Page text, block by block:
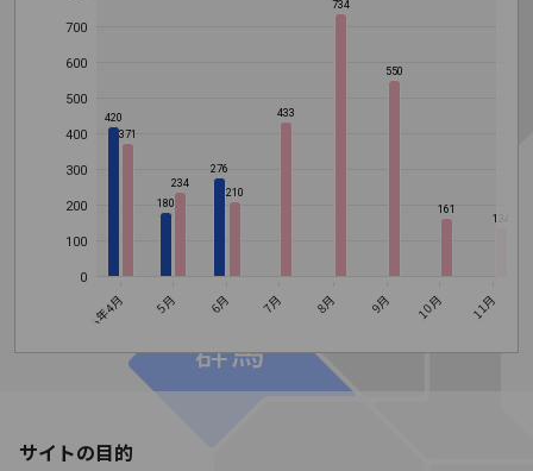
0
100
200
300
400
500
600
700
420
180
276
371
234
210
433
734
550
161
134
2026年4月 5月 6月 7月 8月 9月 10月 11月
サイトの目的